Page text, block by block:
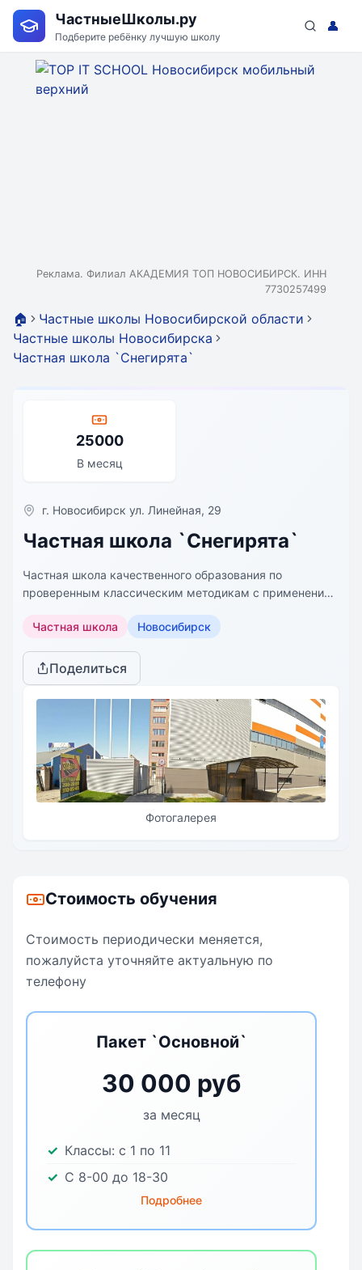
ЧастныеШколы.ру
Подберите ребёнку лучшую школу
👤
Реклама. Филиал АКАДЕМИЯ ТОП НОВОСИБИРСК. ИНН
7730257499
🏠
Частные школы Новосибирской области
Частные школы Новосибирска
Частная школа `Снегирята`
25000
В месяц
г. Новосибирск ул. Линейная, 29
Частная школа `Снегирята`
Частная школа качественного образования по
проверенным классическим методикам с применением
подход к обучению детей базируется на принципах
с ФГОС, с применением авторских методик и лучших
мировых инноваций педагогики. Наши ученики
получают больше времени для отдыха, прогулок, и
бесценного времяпровождения с семьёй.
Частная школа Новосибирск
Поделиться
Фотогалерея
Стоимость обучения
Стоимость периодически меняется,
пожалуйста уточняйте актуальную по
телефону
Пакет `Основной`
30 000 руб
за месяц
Классы: с 1 по 11
С 8-00 до 18-30
Подробнее